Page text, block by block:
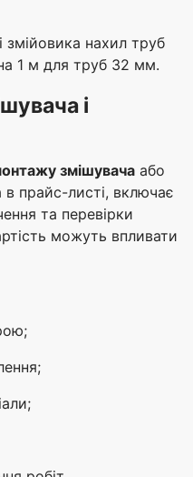
змійовика нахил труб
1 м для труб 32 мм.
і
змішувача або
в прайс-листі, включає
та перевірки
можуть впливати